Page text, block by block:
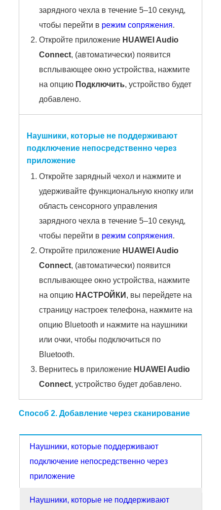
зарядного чехла в течение 5–10 секунд,
чтобы перейти в режим сопряжения.
Откройте приложение HUAWEI Audio
Connect, (автоматически) появится
всплывающее окно устройства, нажмите
на опцию Подключить, устройство будет
добавлено.
Наушники, которые не поддерживают
подключение непосредственно через
приложение
Откройте зарядный чехол и нажмите и
удерживайте функциональную кнопку или
область сенсорного управления
зарядного чехла в течение 5–10 секунд,
чтобы перейти в режим сопряжения.
Откройте приложение HUAWEI Audio
Connect, (автоматически) появится
всплывающее окно устройства, нажмите
на опцию НАСТРОЙКИ , вы перейдете на
страницу настроек телефона, нажмите на
опцию Bluetooth и нажмите на наушники
или очки, чтобы подключиться по
Bluetooth.
Вернитесь в приложение HUAWEI Audio
Connect, устройство будет добавлено.
Способ 2. Добавление через сканирование
Наушники, которые поддерживают
подключение непосредственно через
приложение
Наушники, которые не поддерживают